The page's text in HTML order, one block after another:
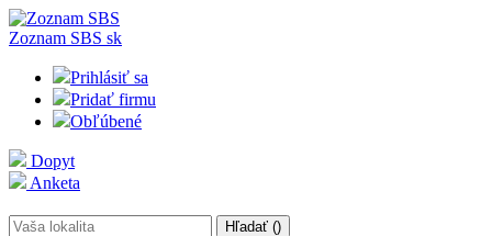
Zoznam SBS sk
Prihlásiť sa
Pridať firmu
Obľúbené
Dopyt
Anketa
Hľadať ()